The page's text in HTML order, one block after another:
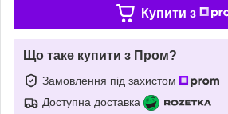
Купити з
Що таке купити з Пром?
Замовлення під захистом
Доступна доставка